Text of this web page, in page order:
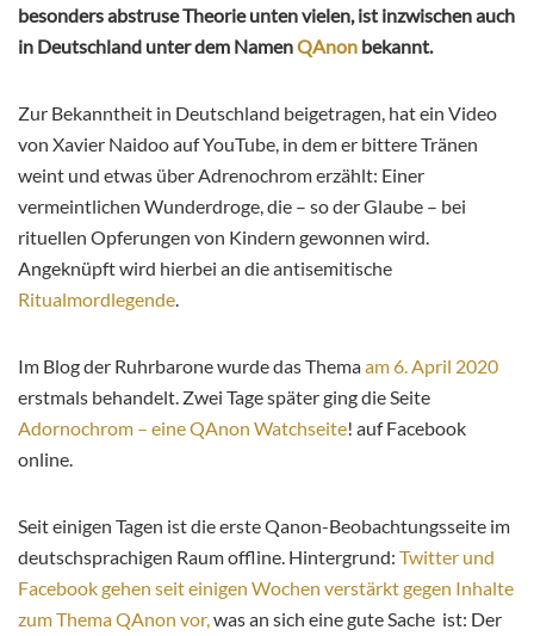
besonders abstruse Theorie unten vielen, ist inzwischen auch
in Deutschland unter dem NamenQAnon bekannt.
Zur Bekanntheit in Deutschland beigetragen, hat ein Video
von Xavier Naidoo auf YouTube, in dem er bittere Tränen
weint und etwas über Adrenochrom erzählt: Einer
vermeintlichen Wunderdroge, die – so der Glaube – bei
rituellen Opferungen von Kindern gewonnen wird.
Angeknüpft wird hierbei an die antisemitische
Ritualmordlegende.
Im Blog der Ruhrbarone wurde das Themaam 6. April 2020
erstmals behandelt. Zwei Tage später ging die Seite
Adornochrom – eine QAnon Watchseite! auf Facebook
online.
Seit einigen Tagen ist die erste Qanon-Beobachtungsseite im
deutschsprachigen Raum offline. Hintergrund: Twitter und
Facebook gehen seit einigen Wochen verstärkt gegen Inhalte
zum Thema QAnon vor,was an sich eine gute Sache ist: Der